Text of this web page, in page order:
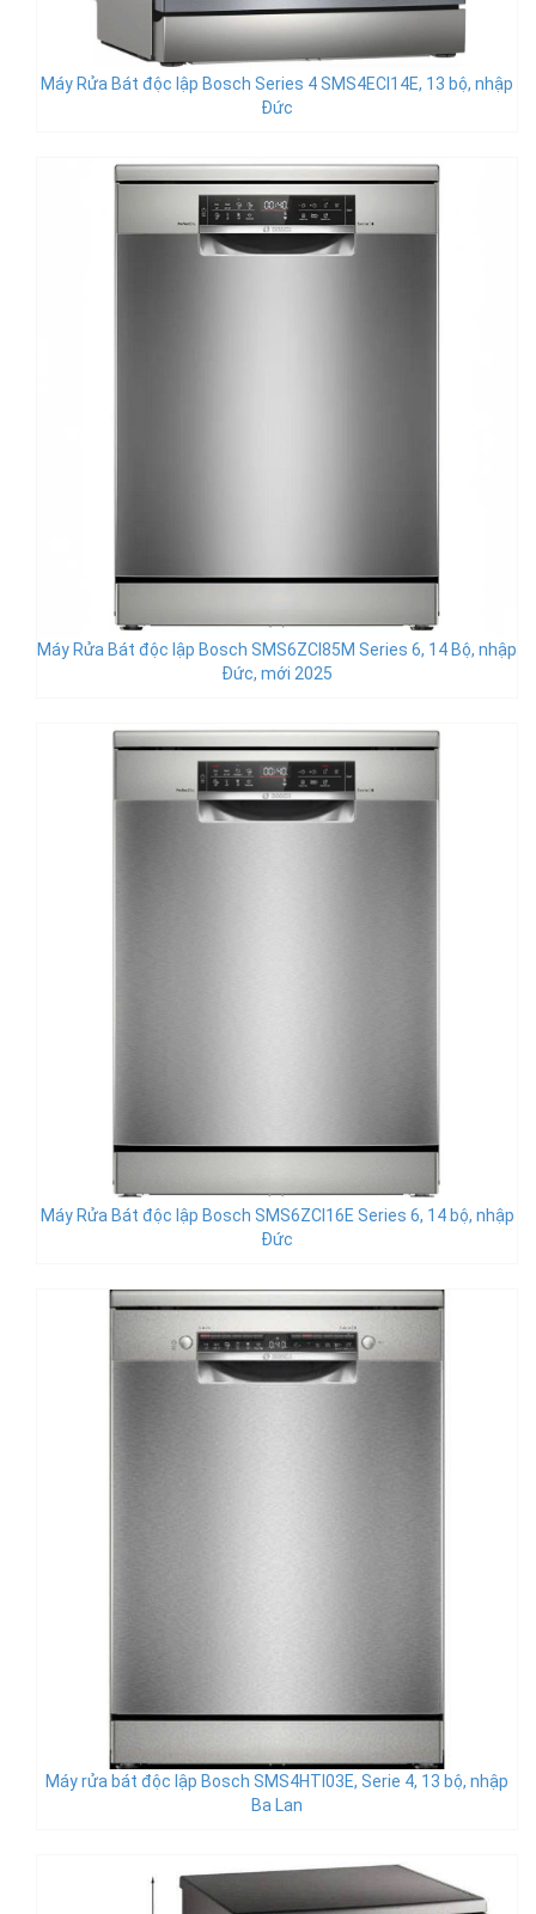
Máy Rửa Bát độc lập Bosch Series 4 SMS4ECI14E, 13 bộ, nhập
Đức
Máy Rửa Bát độc lập Bosch SMS6ZCI85M Series 6, 14 Bộ, nhập
Đức, mới 2025
Máy Rửa Bát độc lập Bosch SMS6ZCI16E Series 6, 14 bộ, nhập
Đức
Máy rửa bát độc lập Bosch SMS4HTI03E, Serie 4, 13 bộ, nhập
Ba Lan